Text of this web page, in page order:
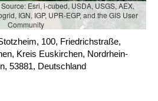
Esri, i-cubed, USDA, USGS, AEX,
IGN, IGP, UPR-EGP, and the GIS User
Community
100, Friedrichstraße,
Kreis Euskirchen, Nordrhein-
53881, Deutschland